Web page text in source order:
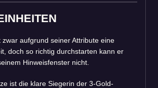
zwar aufgrund seiner Attribute eine
doch so richtig durchstarten kann er
Hinweisfenster nicht.
ist die klare Siegerin der 3-Gold-